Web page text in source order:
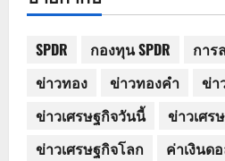
SPDR กองทุน SPDR
การ
ข่าวทอง
ข่าวทองคำ
ข่า
ข่าวเศรษฐกิจวันนี้
ข่าวเศร
ข่าวเศรษฐกิจโลก
ค่าเงินด